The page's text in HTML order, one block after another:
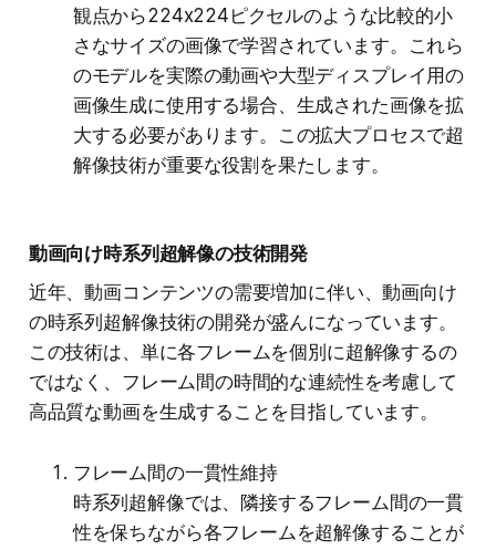
観点から224x224ピクセルのような比較的小
さなサイズの画像で学習されています。これら
のモデルを実際の動画や大型ディスプレイ用の
画像生成に使用する場合、生成された画像を拡
大する必要があります。この拡大プロセスで超
解像技術が重要な役割を果たします。
動画向け時系列超解像の技術開発
近年、動画コンテンツの需要増加に伴い、動画向け
の時系列超解像技術の開発が盛んになっています。
この技術は、単に各フレームを個別に超解像するの
ではなく、フレーム間の時間的な連続性を考慮して
高品質な動画を生成することを目指しています。
フレーム間の一貫性維持
時系列超解像では、隣接するフレーム間の一貫
性を保ちながら各フレームを超解像することが